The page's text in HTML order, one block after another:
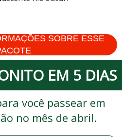
SOBRE ESSE
EM 5 DIAS
você passear em
no mês de abril.